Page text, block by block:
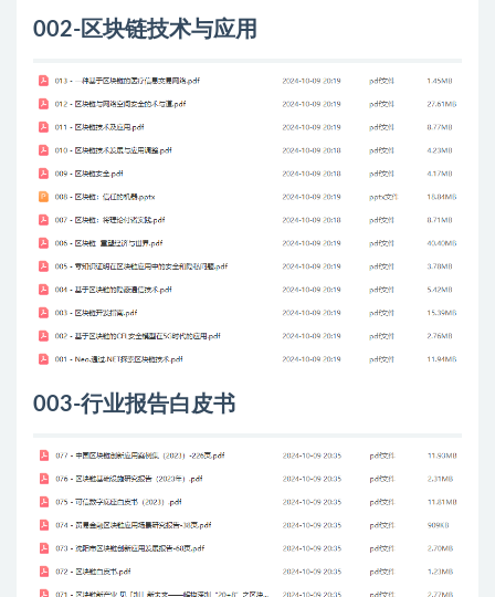
002-区块链技术与应用
003-行业报告白皮书